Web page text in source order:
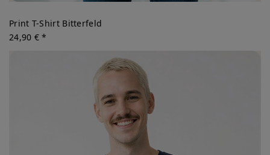
Print T-Shirt Bitterfeld
24,90 € *